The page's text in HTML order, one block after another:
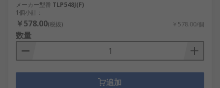
メーカー型番 TLP548J(F)
1個小計：
￥578.00(税抜) ￥578.00/個
数量
追加